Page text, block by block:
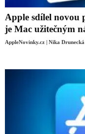
Apple sdílel novou
je Mac užitečným
AppleNovinky.cz | Nika Drunecká